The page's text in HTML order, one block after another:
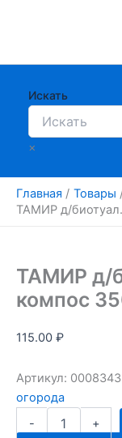
Искать
×
Главная
Товары
ТАМИР д/
ТАМИР д/
компос
115.00 ₽
Артикул: 0008343
огорода
-
Количество
товара
+